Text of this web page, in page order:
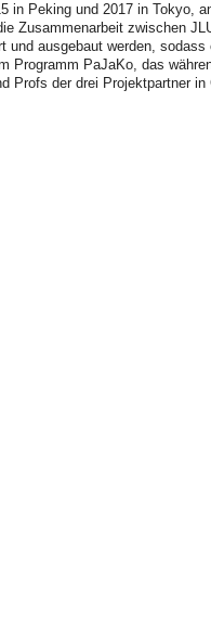
in Peking und 2017 in Tokyo,
Zusammenarbeit zwischen
und ausgebaut werden,
Programm PaJaKo, das
Profs der drei Projektpartner